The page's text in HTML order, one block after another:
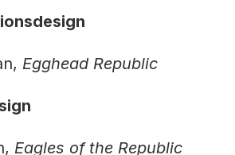
Egghead Republic
Eagles of the Republic